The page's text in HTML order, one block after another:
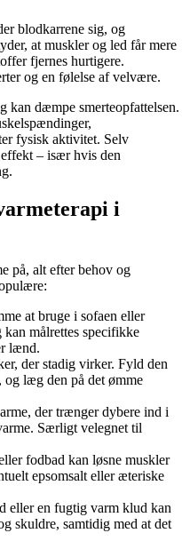
blodkarrene sig, og
at muskler og led får mere
fjernes hurtigere.
og en følelse af velvære.
kan dæmpe smerteopfattelsen.
fysisk aktivitet. Selv
– især hvis den
i
på, alt efter behov og
at bruge i sofaen eller
målrettes specifikke
lænd.
der stadig virker. Fyld den
læg den på det ømme
der trænger dybere ind i
Særligt velegnet til
fodbad kan løsne muskler
epsomsalt eller æteriske
eller en fugtig varm klud kan
skuldre, samtidig med at det